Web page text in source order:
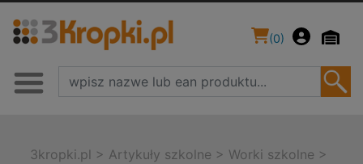
(0)
3kropki.pl > Artykuły szkolne > Worki szkolne >